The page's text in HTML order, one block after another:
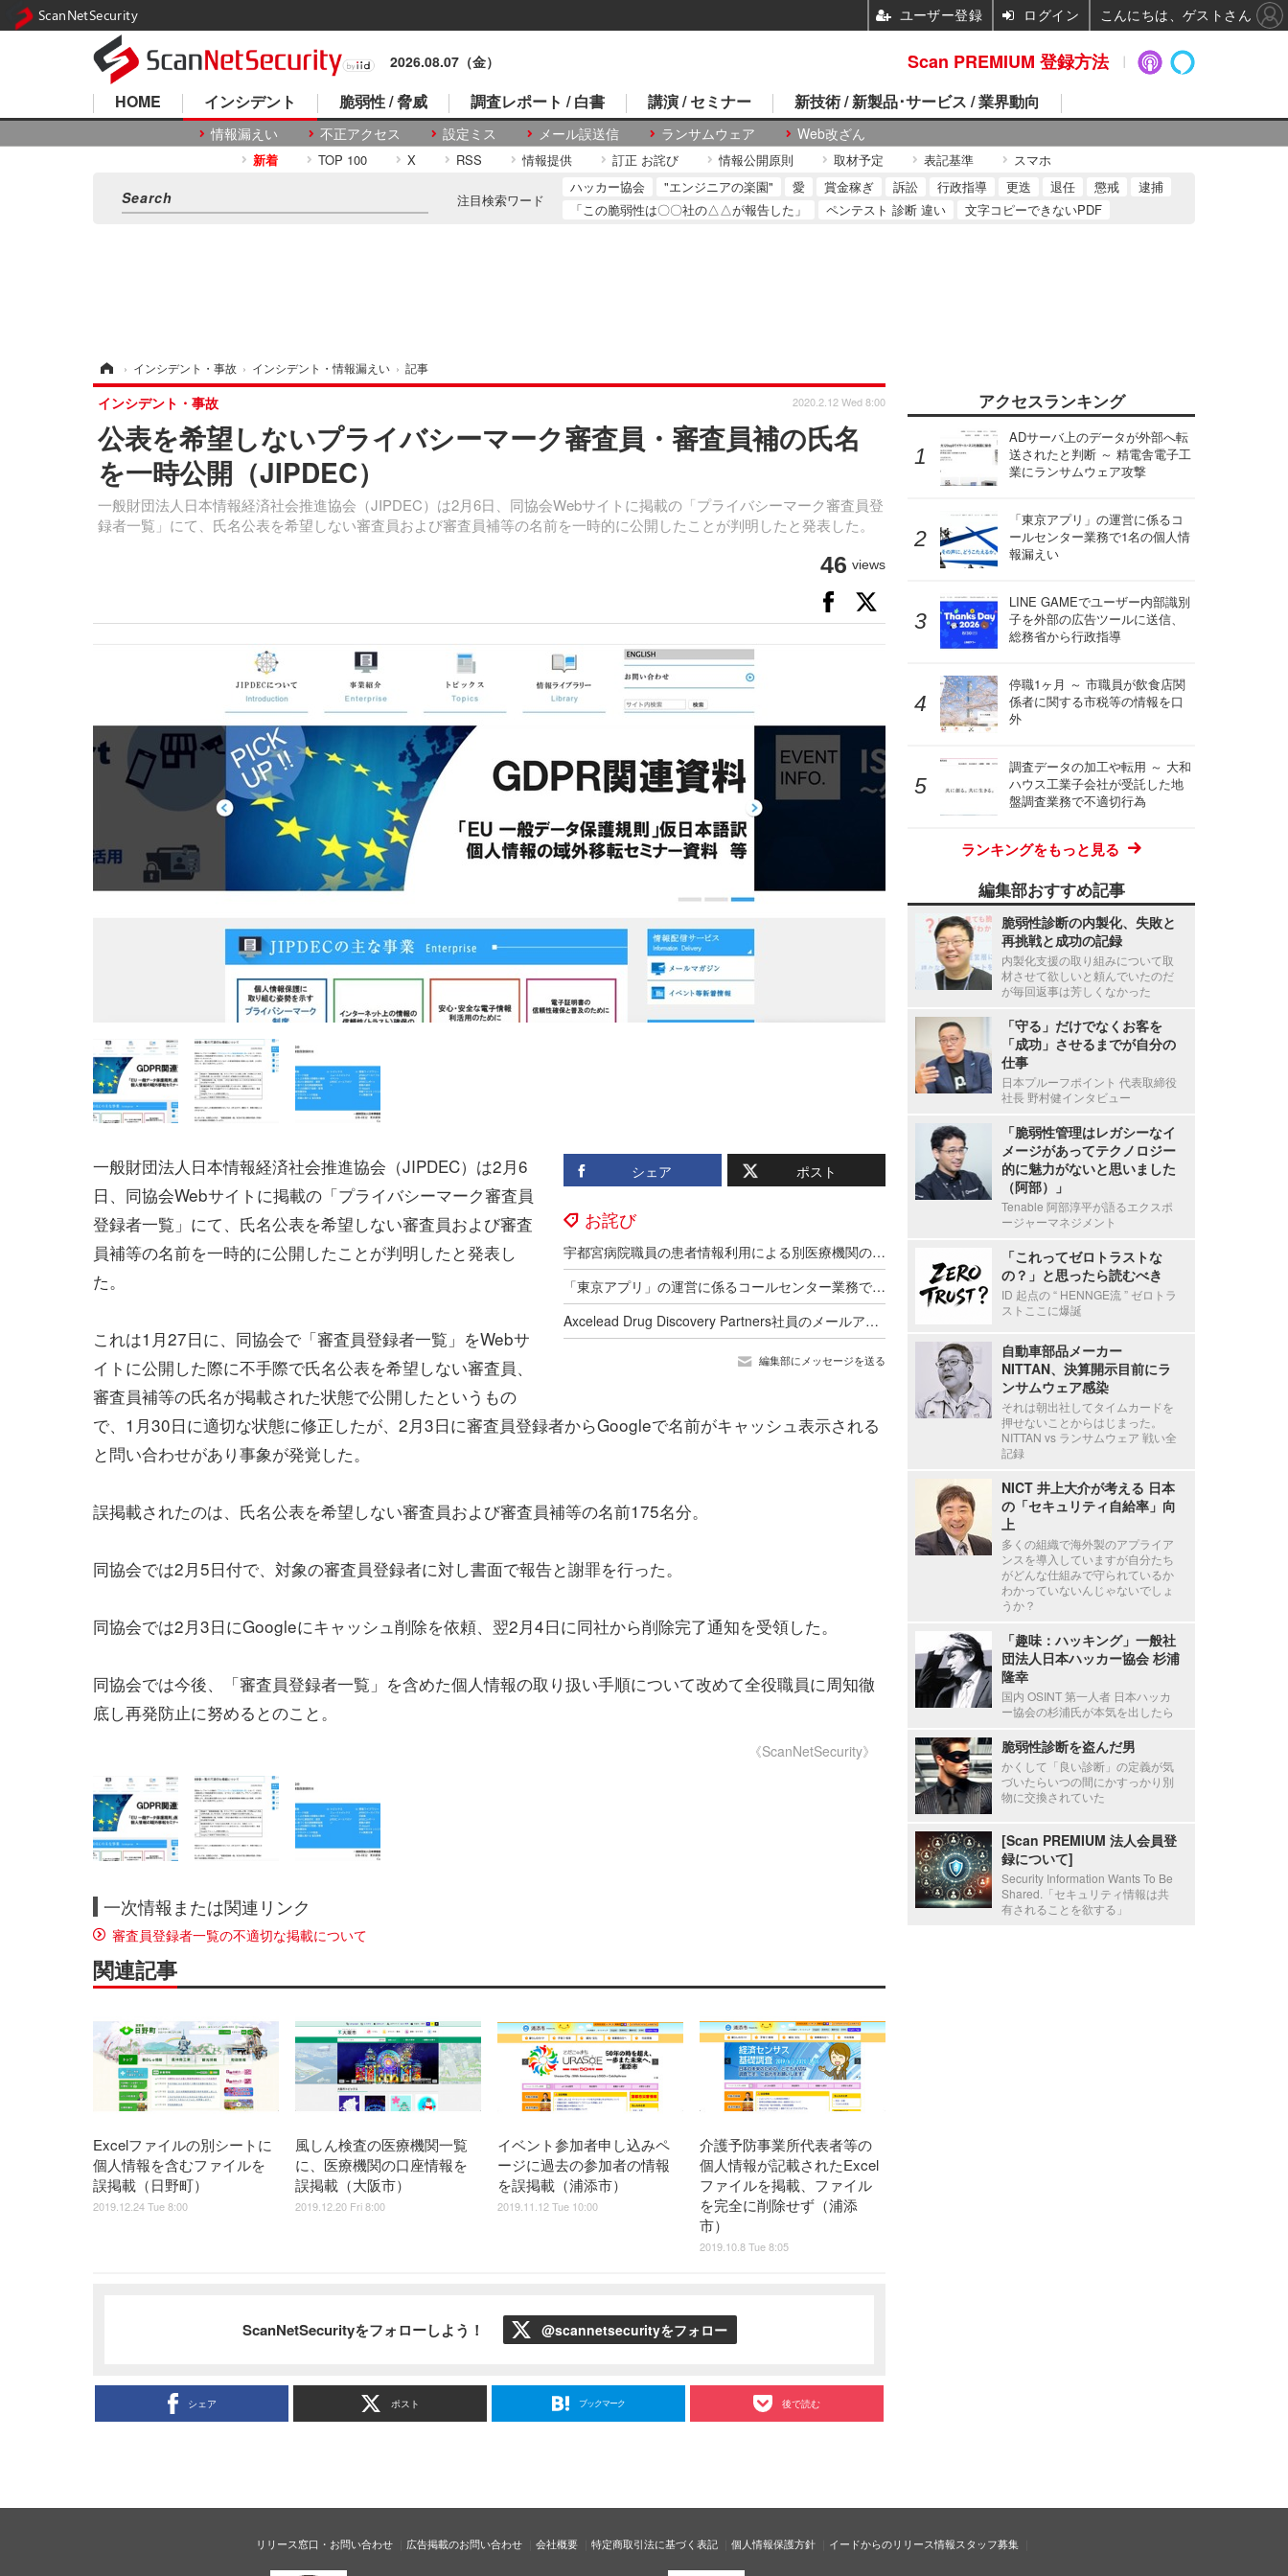
2026.08.07（金）
HOME インシデント
情報漏えい 不正アクセス 設定ミス メール誤送信 ランサムウェア Web改ざん
脆弱性 / 脅威 調査レポート / 白書 講演 / セミナー 新技術 / 新製品･サービス / 業界動向
新着 TOP 100 X RSS 情報提供 訂正 お詫び 情報公開原則 取材予定 表記基準 スマホ
注目検索ワード
ハッカー協会 "エンジニアの楽園" 愛 賞金稼ぎ 訴訟 行政指導 更迭 退任 懲戒
逮捕
「この脆弱性は〇〇社の△△が報告した」
ペンテスト 診断 違い 文字コピーできないPDF
› インシデント・事故 › インシデント・情報漏えい › 記事
公表を希望しないプライバシーマーク審査員・審査員補の氏名
を一時公開（JIPDEC）
一般財団法人日本情報経済社会推進協会（JIPDEC）は2月6日、同協会Webサイトに掲載の「プライバシーマーク審査員登
録者一覧」にて、氏名公表を希望しない審査員および審査員補等の名前を一時的に公開したことが判明したと発表した。
インシデント・事故 2020.2.12 Wed 8:00
46 views
シェア ポスト
お詫び
宇都宮病院職員の患者情報利用による別医療機関のダイレクトメール郵送、調査の結果 直接的金銭的利益の受領が無いことを確認
「東京アプリ」の運営に係るコールセンター業務で1名の個人情報漏えい
Axcelead Drug Discovery Partners社員のメールアカウントに不正アクセス、約7,000通のメールで痕跡を確認
編集部にメッセージを送る
一般財団法人日本情報経済社会推進協会（JIPDEC）は2月6
日、同協会Webサイトに掲載の「プライバシーマーク審査員
登録者一覧」にて、氏名公表を希望しない審査員および審査
員補等の名前を一時的に公開したことが判明したと発表し
た。
これは1月27日に、同協会で「審査員登録者一覧」をWebサ
イトに公開した際に不手際で氏名公表を希望しない審査員、
審査員補等の氏名が掲載された状態で公開したというもの
で、1月30日に適切な状態に修正したが、2月3日に審査員登録者からGoogleで名前がキャッシュ表示される
と問い合わせがあり事象が発覚した。
誤掲載されたのは、氏名公表を希望しない審査員および審査員補等の名前175名分。
同協会では2月5日付で、対象の審査員登録者に対し書面で報告と謝罪を行った。
同協会では2月3日にGoogleにキャッシュ削除を依頼、翌2月4日に同社から削除完了通知を受領した。
同協会では今後、「審査員登録者一覧」を含めた個人情報の取り扱い手順について改めて全役職員に周知徹
底し再発防止に努めるとのこと。
《ScanNetSecurity》
一次情報または関連リンク
審査員登録者一覧の不適切な掲載について
関連記事
Excelファイルの別シートに
個人情報を含むファイルを
誤掲載（日野町）
2019.12.24 Tue 8:00
風しん検査の医療機関一覧
に、医療機関の口座情報を
誤掲載（大阪市）
2019.12.20 Fri 8:00
イベント参加者申し込みペ
ージに過去の参加者の情報
を誤掲載（浦添市）
2019.11.12 Tue 10:00
介護予防事業所代表者等の
個人情報が記載されたExcel
ファイルを掲載、ファイル
を完全に削除せず（浦添
市）
2019.10.8 Tue 8:05
ScanNetSecurityをフォローしよう！ @scannetsecurityをフォロー
シェア ポスト ブックマーク 後で読む
アクセスランキング
ADサーバ上のデータが外部へ転
送されたと判断 ～ 精電舎電子工
業にランサムウェア攻撃
「東京アプリ」の運営に係るコ
ールセンター業務で1名の個人情
報漏えい
LINE GAMEでユーザー内部識別
子を外部の広告ツールに送信、
総務省から行政指導
停職1ヶ月 ～ 市職員が飲食店関
係者に関する市税等の情報を口
外
調査データの加工や転用 ～ 大和
ハウス工業子会社が受託した地
盤調査業務で不適切行為
ランキングをもっと見る
編集部おすすめ記事
脆弱性診断の内製化、失敗と
再挑戦と成功の記録
内製化支援の取り組みについて取
材させて欲しいと頼んでいたのだ
が毎回返事は芳しくなかった
「守る」だけでなくお客を
「成功」させるまでが自分の
仕事
日本プルーフポイント 代表取締役
社長 野村健インタビュー
「脆弱性管理はレガシーなイ
メージがあってテクノロジー
的に魅力がないと思いました
（阿部）」
Tenable 阿部淳平が語るエクスポ
ージャーマネジメント
「これってゼロトラストな
の？」と思ったら読むべき
ID 起点の “ HENNGE流 ” ゼロトラ
ストここに爆誕
自動車部品メーカー
NITTAN、決算開示目前にラ
ンサムウェア感染
それは朝出社してタイムカードを
押せないことからはじまった。
NITTAN vs ランサムウェア 戦い全
記録
NICT 井上大介が考える 日本
の「セキュリティ自給率」向
上
多くの組織で海外製のアプライア
ンスを導入していますが自分たち
がどんな仕組みで守られているか
わかっていないんじゃないでしょ
うか？
「趣味：ハッキング」一般社
団法人日本ハッカー協会 杉浦
隆幸
国内 OSINT 第一人者 日本ハッカ
ー協会の杉浦氏が本気を出したら
脆弱性診断を盗んだ男
かくして「良い診断」の定義が気
づいたらいつの間にかすっかり別
物に交換されていた
[Scan PREMIUM 法人会員登
録について]
Security Information Wants To Be
Shared.「セキュリティ情報は共
有されることを欲する」
リリース窓口・お問い合わせ 広告掲載のお問い合わせ 会社概要 特定商取引法に基づく表記 個人情報保護方針 イードからのリリース情報スタッフ募集
Scan PREMIUM 登録方法
ScanNetSecurity ユーザー登録 ログイン こんにちは、ゲストさん